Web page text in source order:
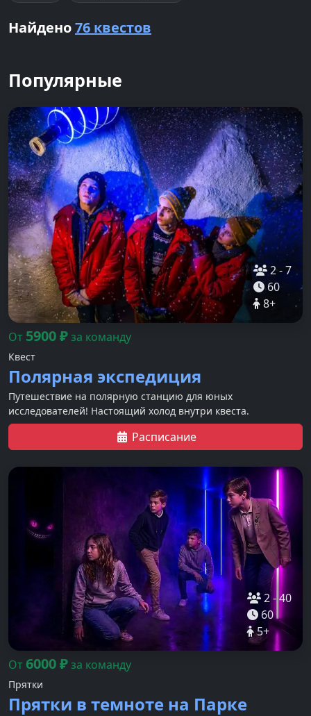
Найдено76 квестов
Популярные
2-7
60
8+
От 5900₽за команду
Квест
Полярная экспедиция
Путешествие на полярную станцию для юных
исследователей! Настоящий холод внутри квеста.
Расписание
2-40
60
5+
От6000₽за команду
Прятки
Прятки в темноте на Парке